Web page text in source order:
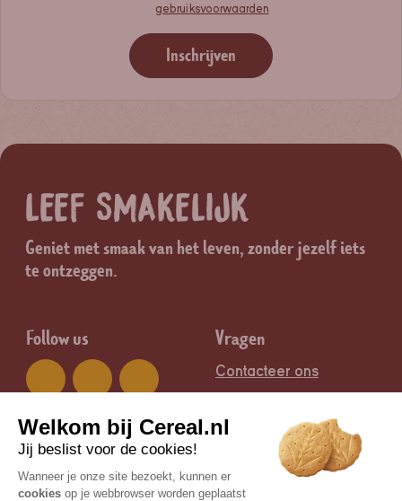
gebruiksvoorwaarden
Inschrijven
LEEF SMAKELIJK
Geniet met smaak van het leven, zonder jezelf iets
te ontzeggen.
Follow us Vragen
Contacteer ons
Groep
Nutrition & Santé
Legal
Juridische informatie